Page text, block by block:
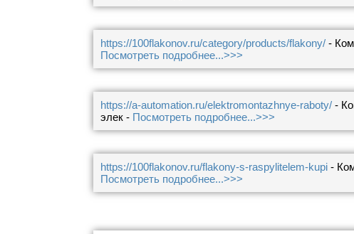
https://100flakonov.ru/category/products/flakony/ -
Посмотреть подробнее...>>>
https://a-automation.ru/elektromontazhnye-raboty/ -
элек - Посмотреть подробнее...>>>
https://100flakonov.ru/flakony-s-raspylitelem-kupi -
Посмотреть подробнее...>>>